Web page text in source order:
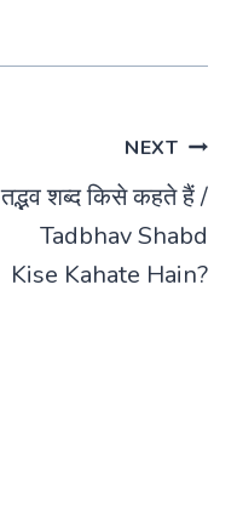
NEXT
तद्भव शब्द किसे कहते हैं /
Tadbhav Shabd
Kise Kahate Hain?